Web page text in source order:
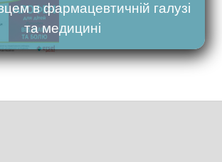
в фармацевтичній галузі
та медицині